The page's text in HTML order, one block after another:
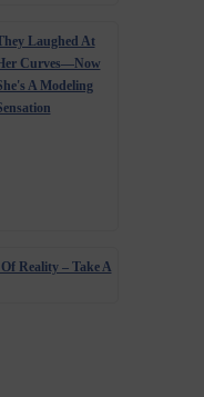
Laughed At
Curves—Now
A Modeling
Reality – Take A